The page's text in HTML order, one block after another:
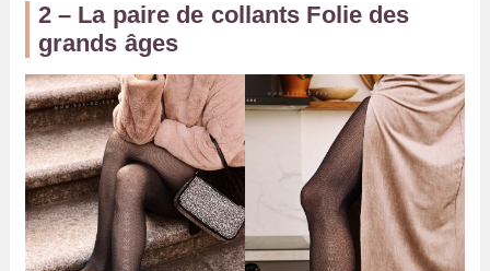
2 – La paire de collants Folie des
grands âges